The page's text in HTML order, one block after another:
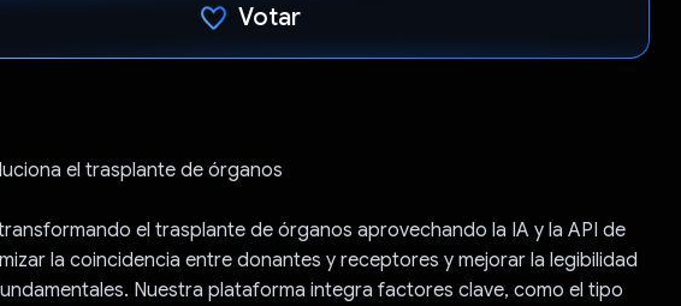
Votar
el trasplante de órganos
el trasplante de órganos aprovechando la IA y la API de
la coincidencia entre donantes y receptores y mejorar la legibilidad
Nuestra plataforma integra factores clave, como el tipo